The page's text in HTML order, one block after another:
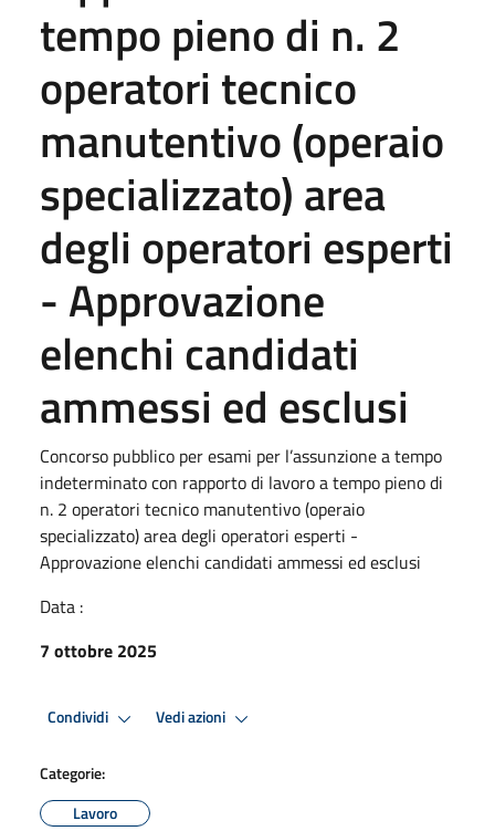
tempo pieno di n. 2
operatori tecnico
manutentivo (operaio
specializzato) area
degli operatori esperti
- Approvazione
elenchi candidati
ammessi ed esclusi
Concorso pubblico per esami per l’assunzione a tempo
indeterminato con rapporto di lavoro a tempo pieno di
n. 2 operatori tecnico manutentivo (operaio
specializzato) area degli operatori esperti -
Approvazione elenchi candidati ammessi ed esclusi
Data :
7 ottobre 2025
Condividi Vedi azioni
Categorie:
Lavoro